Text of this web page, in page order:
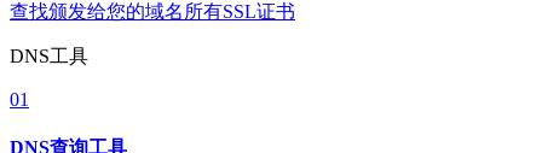
查找颁发给您的域名所有SSL证书
DNS工具
01
DNS查询工具